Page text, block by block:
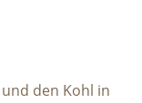
den Kohl in